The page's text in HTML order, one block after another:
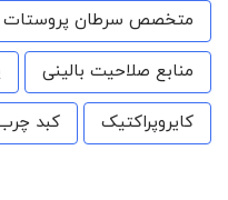
متخصص سرطان پروستات
منابع صلاحیت بالینی
کایروپراکتیک کبد